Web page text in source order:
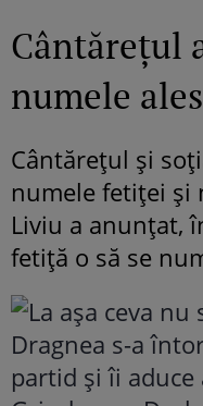
Cântărețul
numele ales
Cântărețul și
numele fetiței și
Liviu a anunțat,
fetiță o să se